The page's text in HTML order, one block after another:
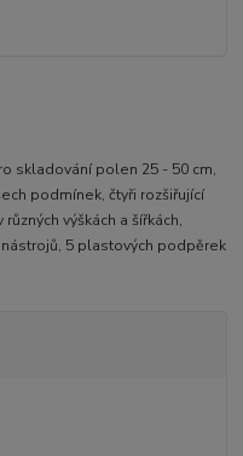
skladování polen 25 - 50 cm,
podmínek, čtyři rozšiřující
výškách a šířkách,
5 plastových podpěrek